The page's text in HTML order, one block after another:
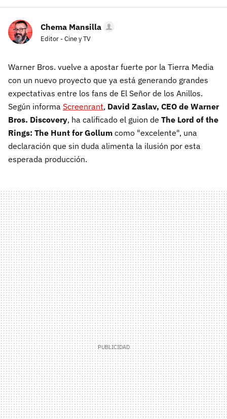
Chema Mansilla
Editor - Cine y TV
Warner Bros. vuelve a apostar fuerte por la Tierra Media
con un nuevo proyecto que ya está generando grandes
expectativas entre los fans de El Señor de los Anillos.
Según informa Screenrant, David Zaslav, CEO de Warner
Bros. Discovery, ha calificado el guion de The Lord of the
Rings: The Hunt for Gollum como "excelente", una
declaración que sin duda alimenta la ilusión por esta
esperada producción.